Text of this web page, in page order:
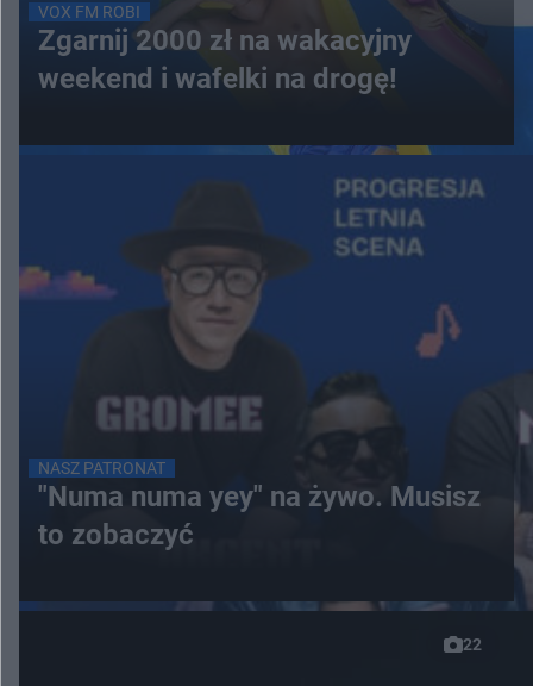
VOX FM ROBI
Zgarnij 2000 zł na wakacyjny
weekend i wafelki na drogę!
NASZ PATRONAT
"Numa numa yey" na żywo. Musisz
to zobaczyć
22